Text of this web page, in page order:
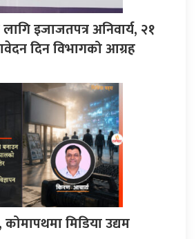
इजाजतपत्र अनिवार्य, २१
दिन विभागको आग्रह
कोमापथमा मिडिया उद्यम